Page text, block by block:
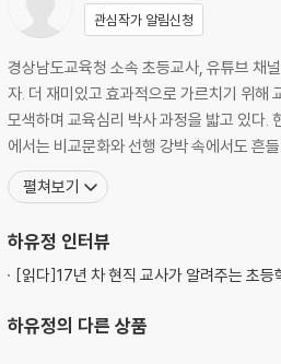
16단 대표 받침 ㄱ
17단 대표 받침 ㅁ
18단 대표 받침 ㅂ
19단 대표 받침 ㄴ
20단 대표 받침 ㄹ
21단 대표 받침 ㄷ
22단 ㅂ 받침 가족 ㅂ ㅍ
23단 ㄱ 받침 가족 ㄱ ㅋ ㄲ
25단 이중모음 ㅐ ㅔ
26단 이중모음 ㅖ ㅒ
28단 이중모음 ㅟ ㅢ
관심작가 알림신청
경상남도교육청 소속 초등교사, 유튜브 채널 ‘어디든학교’ 운영 20년간 초등교육 현장에서 “교육의 답은 교과서보다
자. 더 재미있고 효과적으로 가르치기 위해
모색하며 교육심리 박사 과정을 밟고 있다.
에서는 비교문화와 선행 강박 속에서도 흔
펼쳐보기
하유정 인터뷰
[읽다]17년 차 현직 교사가 알려주는 초등
하유정의 다른 상품